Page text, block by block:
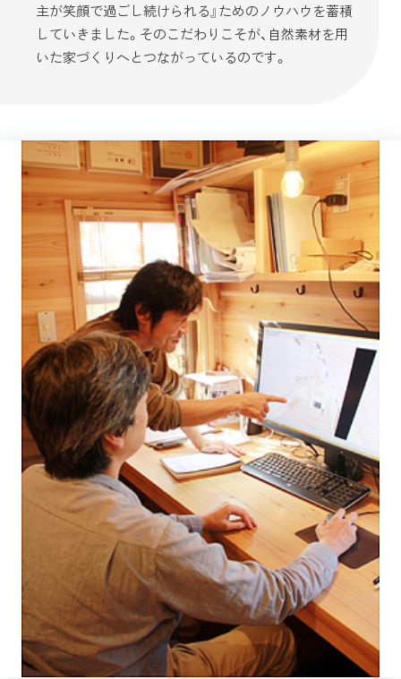
主が笑顔で過ごし続けられる』ためのノウハウを蓄積
していきました。そのこだわりこそが、自然素材を用
いた家づくりへとつながっているのです。